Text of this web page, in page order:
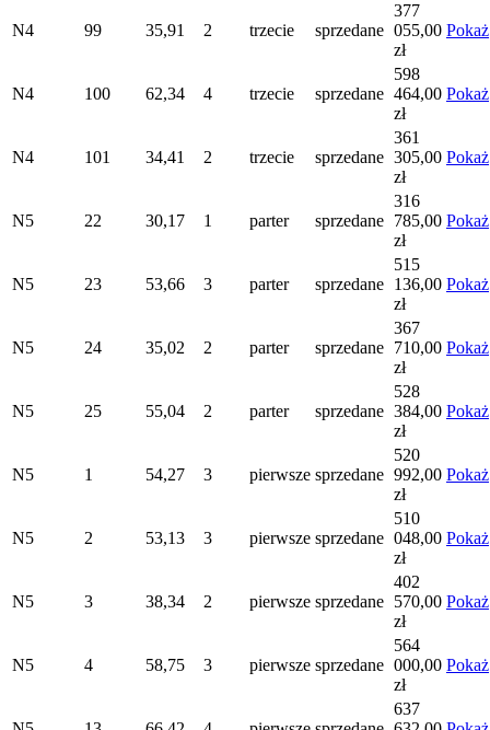
N4 99 35,91 2 trzecie sprzedane
377
055,00
zł
Pokaż
N4 100 62,34 4 trzecie sprzedane
598
464,00
zł
Pokaż
N4 101 34,41 2 trzecie sprzedane
361
305,00
zł
Pokaż
N5 22 30,17 1 parter sprzedane
316
785,00
zł
Pokaż
N5 23 53,66 3 parter sprzedane
515
136,00
zł
Pokaż
N5 24 35,02 2 parter sprzedane
367
710,00
zł
Pokaż
N5 25 55,04 2 parter sprzedane
528
384,00
zł
Pokaż
N5 1 54,27 3 pierwsze sprzedane
520
992,00
zł
Pokaż
N5 2 53,13 3 pierwsze sprzedane
510
048,00
zł
Pokaż
N5 3 38,34 2 pierwsze sprzedane
402
570,00
zł
Pokaż
N5 4 58,75 3 pierwsze sprzedane
564
000,00
zł
Pokaż
637